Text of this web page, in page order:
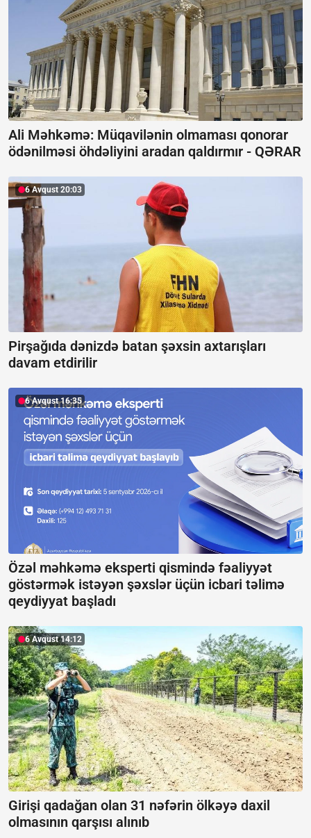
Ali Məhkəmə: Müqavilənin olmaması qonorar
ödənilməsi öhdəliyini aradan qaldırmır - QƏRAR
6 Avqust 20:03
Pirşağıda dənizdə batan şəxsin axtarışları
davam etdirilir
6 Avqust 16:35
Özəl məhkəmə eksperti qismində fəaliyyət
göstərmək istəyən şəxslər üçün icbari təlimə
qeydiyyat başladı
6 Avqust 14:12
Girişi qadağan olan 31 nəfərin ölkəyə daxil
olmasının qarşısı alınıb